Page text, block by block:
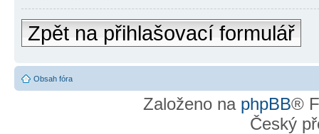
Zpět na přihlašovací formulář
Obsah fóra
Založeno na phpBB®
Český